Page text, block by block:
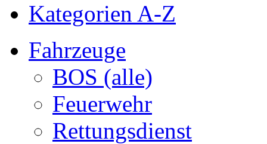
Kategorien A-Z
Fahrzeuge
BOS (alle)
Feuerwehr
Rettungsdienst